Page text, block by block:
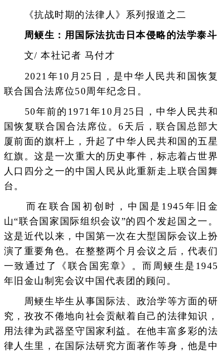
《抗战时期的法律人》系列报道之二
周鲠生：用国际法抗击日本侵略的法学泰斗
文/ 本社记者 马付才
2021年10月25日，是中华人民共和国恢复
联合国合法席位50周年纪念日。
50年前的1971年10月25日，中华人民共和
国恢复联合国合法席位。6天后，联合国总部大
厦前面的旗杆上，升起了中华人民共和国的五星
红旗。这是一次重大的历史事件，标志着占世界
人口四分之一的中国人民从此重新走上联合国舞
台。
而在联合国初创时，中国是1945年旧金
山“联合国家国际组织会议”的四个发起国之一。
这是近代以来，中国第一次在大型国际会议上扮
演了重要角色。在整整两个月会议之后，代表们
一致通过了《联合国宪章》。而周鲠生是1945
年旧金山制宪会议中国代表团的顾问。
周鲠生毕生从事国际法、政治学等方面的研
究，孜孜不倦地向社会贡献着自己的法律知识，
用法律为武器坚守国家利益。在他丰富多彩的法
律人生里，在国际法研究方面著作等身，他是中